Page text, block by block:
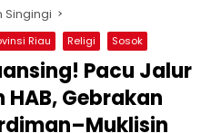
Singingi
Riau Religi Sosok
Pacu Jalur
Gebrakan